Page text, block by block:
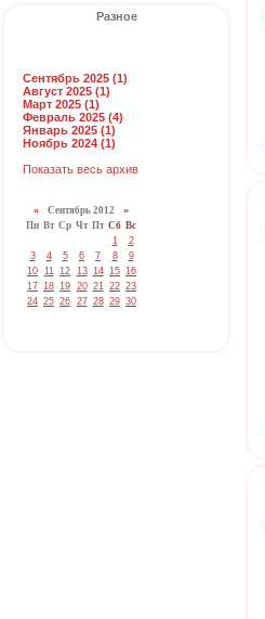
Разное
Сентябрь 2025 (1)
Август 2025 (1)
Март 2025 (1)
Февраль 2025 (4)
Январь 2025 (1)
Ноябрь 2024 (1)
Показать весь архив
« Сентябрь 2012 »
Пн Вт Ср Чт Пт Сб Вс
1
2
3
4 5 6 7 8
9
10 11 12 13 14 15 16
17 18 19 20 21 22 23
24 25 26 27 28 29 30